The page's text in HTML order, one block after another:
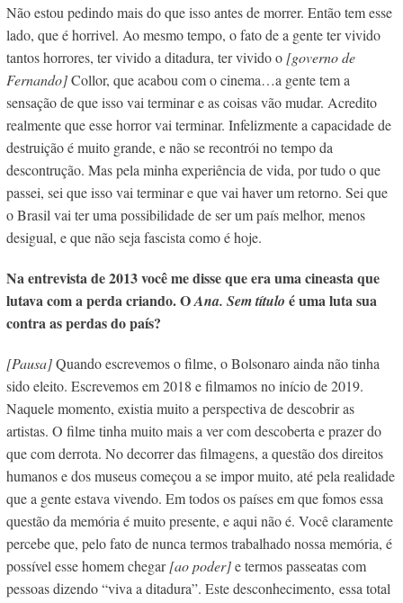
Não estou pedindo mais do que isso antes de morrer. Então tem esse
lado, que é horrivel. Ao mesmo tempo, o fato de a gente ter vivido
tantos horrores, ter vivido a ditadura, ter vivido o[governo de
Fernando]Collor, que acabou com o cinema…a gente tem a
sensação de que isso vai terminar e as coisas vão mudar. Acredito
realmente que esse horror vai terminar. Infelizmente a capacidade de
destruição é muito grande, e não se recontrói no tempo da
descontrução. Mas pela minha experiência de vida, por tudo o que
passei, sei que isso vai terminar e que vai haver um retorno. Sei que
o Brasil vai ter uma possibilidade de ser um país melhor, menos
desigual, e que não seja fascista como é hoje.
Na entrevista de 2013 você me disse que era uma cineasta que
lutava com a perda criando. OAna. Sem título é uma luta sua
contra as perdas do país?
[Pausa]Quando escrevemos o filme, o Bolsonaro ainda não tinha
sido eleito. Escrevemos em 2018 e filmamos no início de 2019.
Naquele momento, existia muito a perspectiva de descobrir as
artistas. O filme tinha muito mais a ver com descoberta e prazer do
que com derrota. No decorrer das filmagens, a questão dos direitos
humanos e dos museus começou a se impor muito, até pela realidade
que a gente estava vivendo. Em todos os países em que fomos essa
questão da memória é muito presente, e aqui não é. Você claramente
percebe que, pelo fato de nunca termos trabalhado nossa memória, é
possível esse homem chegar[ao poder]e termos passeatas com
pessoas dizendo “viva a ditadura”. Este desconhecimento, essa total